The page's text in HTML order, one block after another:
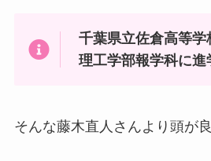
千葉県立佐倉高等
理工学部報学科に進
そんな藤木直人さんより頭が